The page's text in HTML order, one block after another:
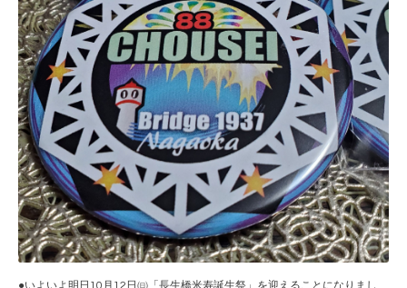
●いよいよ明日10月12日㈰「長生橋米寿誕生祭」を迎えることになりまし